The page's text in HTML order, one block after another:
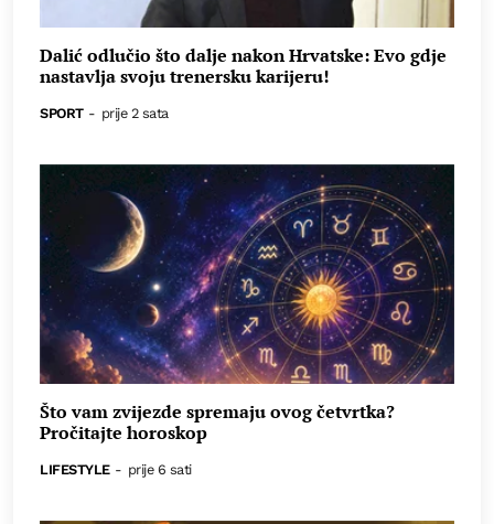
Dalić odlučio što dalje nakon Hrvatske: Evo gdje
nastavlja svoju trenersku karijeru!
SPORT - prije 2 sata
Što vam zvijezde spremaju ovog četvrtka?
Pročitajte horoskop
LIFESTYLE - prije 6 sati